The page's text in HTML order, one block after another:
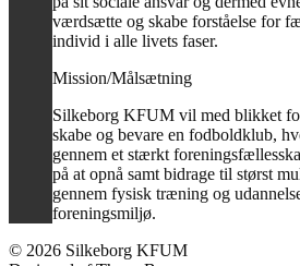
værdsætte og skabe forståelse for
individ i alle livets faser.
Mission/Målsætning
Silkeborg KFUM vil med blikket
skabe og bevare en fodboldklub,
gennem et stærkt
på at opnå samt bidrage til størst
gennem fysisk træning og
foreningsmiljø.
© 2026 Silkeborg KFUM